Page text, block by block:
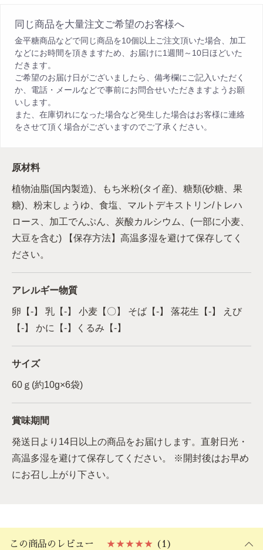
同じ商品を大量注文ご希望のお客様へ
金平糖商品などで同じ商品を10個以上ご注文頂いた場合、加工
などにお時間を頂きますため、お届けに1週間～10日ほどいた
だきます。
ご希望のお届け日がございましたら、備考欄にご記入いただく
か、電話・メールなどで事前にお問合せいただきますようお願
いします。
また、在庫切れになった場合など発生した場合はお客様に連絡
をさせて頂く場合がございますのでご了承ください。
原材料
植物油脂(国内製造)、もち米粉(タイ産)、糖類(砂糖、果
糖)、粉末しょうゆ、食塩、マルトデキストリン/トレハ
ロース、加工でんぷん、炭酸カルシウム、(一部に小麦、
大豆を含む) 【保存方法】高温多湿を避けて保存してく
ださい。
アレルギー物質
卵【-】 乳【-】 小麦【〇】 そば【-】 落花生【-】 えび
【-】 かに【-】くるみ【-】
サイズ
60ｇ(約10g×6袋)
賞味期間
発送日より14日以上の商品をお届けします。直射日光・
高温多湿を避けて保存してください。 ※開封後はお早め
にお召し上がり下さい。
この商品のレビュー ★★★★★ (1)